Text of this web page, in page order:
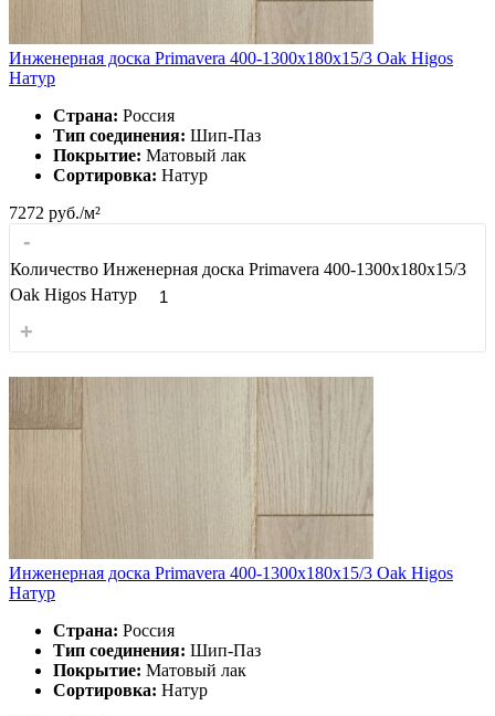
Инженерная доска Primavera 400-1300х180х15/3 Oak Higos
Натур
Страна: Россия
Тип соединения: Шип-Паз
Покрытие: Матовый лак
Сортировка: Натур
7272 руб./м²
-
Количество Инженерная доска Primavera 400-1300х180х15/3
Oak Higos Натур
+
Инженерная доска Primavera 400-1300х180х15/3 Oak Higos
Натур
Страна: Россия
Тип соединения: Шип-Паз
Покрытие: Матовый лак
Сортировка: Натур